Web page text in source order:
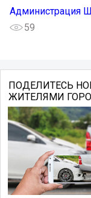
Администрация
59
ПОДЕЛИТЕСЬ
ЖИТЕЛЯМИ